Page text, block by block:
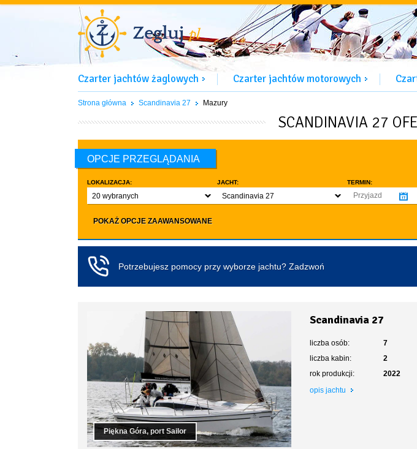
Czarter jachtów żaglowych Czarter jachtów motorowych
Strona główna Scandinavia 27 Mazury
SCANDINAVIA 27
OPCJE PRZEGLĄDANIA
LOKALIZACJA:
20 wybranych
JACHT:
Scandinavia 27
TERMIN:
LICZBA OSÓB:
co najmniej 4
co najmniej 5
co najmniej 6
co najmniej 7
Czarter bez patentu / licencji
Koło sterowe
POKAŻ OPCJE ZAAWANSOWANE
Potrzebujesz pomocy przy wyborze jachtu? Zadzwoń
Piękna Góra, port Sailor
Scandinavia 27
liczba osób:
7
liczba kabin:
2
rok produkcji:
2022
opis jachtu